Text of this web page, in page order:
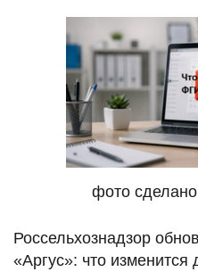
фото
Россельхознадзор
«Аргус»: что изменится